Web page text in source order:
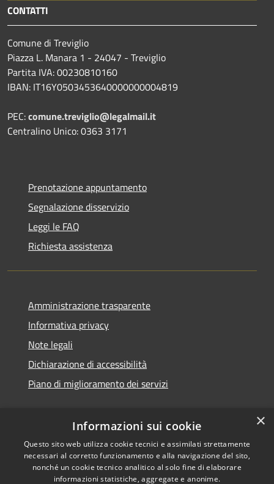
CONTATTI
Comune di Treviglio
Piazza L. Manara 1 - 24047 - Treviglio
Partita IVA: 00230810160
IBAN: IT16Y0503453640000000004819
PEC:comune.treviglio@legalmail.it
Centralino Unico: 0363 3171
Prenotazione appuntamento
Segnalazione disservizio
Leggi le FAQ
Richiesta assistenza
Amministrazione trasparente
Informativa privacy
Note legali
Dichiarazione di accessibilità
Piano di miglioramento dei servizi
RSS
Accessibilità
Privacy
Copyright © 2026 • Comune di
Treviglio • Powered by
Municipium•Accesso
×
Informazioni sui cookie
Questo sito web utilizza cookie tecnici e assimilati strettamente
necessari al corretto funzionamento e alla navigazione del sito,
nonché un cookie tecnico analitico al solo fine di elaborare
informazioni statistiche, aggregate e anonime.